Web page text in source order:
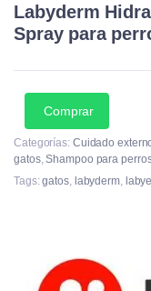
Labyderm
Spray para
Comprar
Categorías: Cuidado
gatos,Shampoo para
Tags:gatos, labyderm,